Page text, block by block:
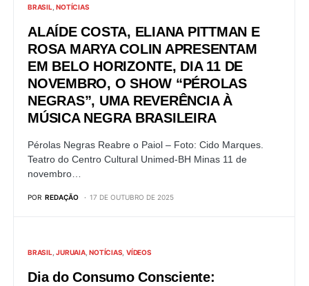
BRASIL NOTÍCIAS
ALAÍDE COSTA, ELIANA PITTMAN E
ROSA MARYA COLIN APRESENTAM
EM BELO HORIZONTE, DIA 11 DE
NOVEMBRO, O SHOW “PÉROLAS
NEGRAS”, UMA REVERÊNCIA À
MÚSICA NEGRA BRASILEIRA
Pérolas Negras Reabre o Paiol – Foto: Cido Marques.
Teatro do Centro Cultural Unimed-BH Minas 11 de
novembro…
POR REDAÇÃO 17 DE OUTUBRO DE 2025
BRASIL JURUAIA NOTÍCIAS VÍDEOS
Dia do Consumo Consciente: